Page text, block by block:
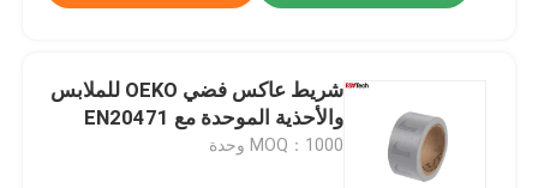
شريط عاكس فضي OEKO للملابس
والأحذية الموحدة مع EN20471
MOQ：1000 وحدة